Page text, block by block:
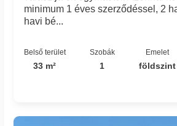
minimum 1 éves szerződéssel, 2
havi bé...
Belső terület
33 m²
Szobák
1
Emelet
földszint